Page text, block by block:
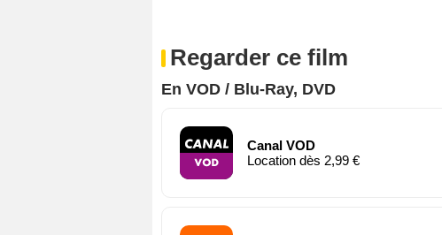
Regarder ce film
En VOD / Blu-Ray, DVD
Canal VOD
Location dès 2,99 €